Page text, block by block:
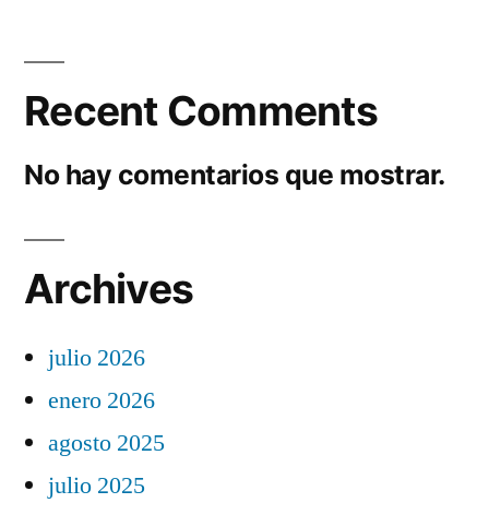
Recent Comments
No hay comentarios que mostrar.
Archives
julio 2026
enero 2026
agosto 2025
julio 2025